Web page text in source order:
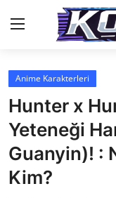
Anasayfa
Genel
İletişim
Anime Önerileri
Anime Karakterleri
Hunter x
Yeteneği
Guanyin)! :
Kim?